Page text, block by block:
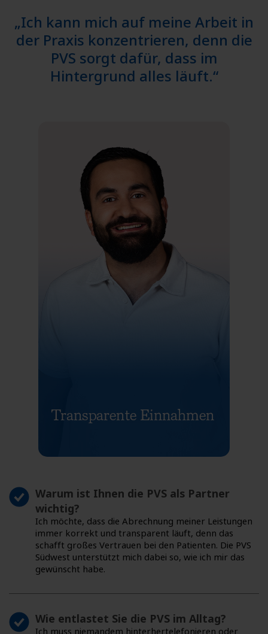
„Ich kann mich auf meine Arbeit in
der Praxis konzentrieren, denn die
PVS sorgt dafür, dass im
Hintergrund alles läuft.“
Warum ist Ihnen die PVS als Partner
wichtig?
Ich möchte, dass die Abrechnung meiner Leistungen
immer korrekt und transparent läuft, denn das
schafft großes Vertrauen bei den Patienten. Die PVS
Südwest unterstützt mich dabei so, wie ich mir das
gewünscht habe.
Wie entlastet Sie die PVS im Alltag?